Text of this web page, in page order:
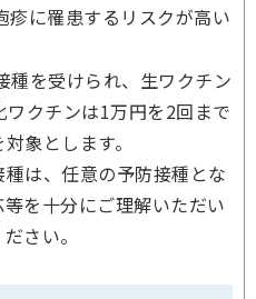
疹に罹患するリスクが高い
種を受けられ、生ワクチン
クチンは1万円を2回まで
象とします。
は、任意の予防接種とな
を十分にご理解いただい
さい。